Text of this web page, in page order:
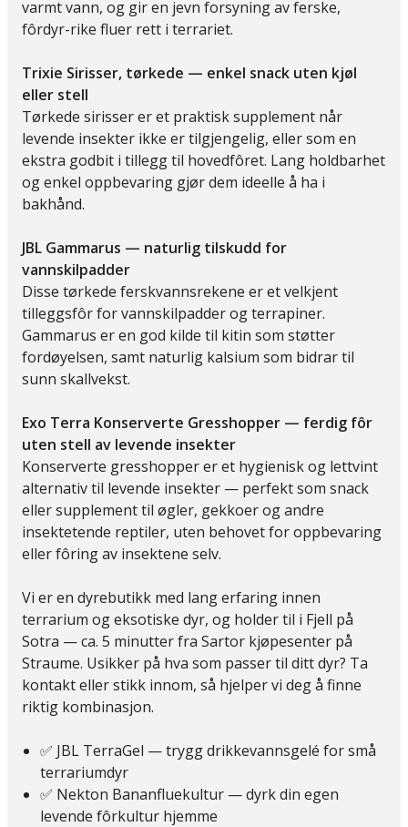
varmt vann, og gir en jevn forsyning av ferske,
fôrdyr-rike fluer rett i terrariet.
Trixie Sirisser, tørkede — enkel snack uten kjøl
eller stell
Tørkede sirisser er et praktisk supplement når
levende insekter ikke er tilgjengelig, eller som en
ekstra godbit i tillegg til hovedfôret. Lang holdbarhet
og enkel oppbevaring gjør dem ideelle å ha i
bakhånd.
JBL Gammarus — naturlig tilskudd for
vannskilpadder
Disse tørkede ferskvannsrekene er et velkjent
tilleggsfôr for vannskilpadder og terrapiner.
Gammarus er en god kilde til kitin som støtter
fordøyelsen, samt naturlig kalsium som bidrar til
sunn skallvekst.
Exo Terra Konserverte Gresshopper — ferdig fôr
uten stell av levende insekter
Konserverte gresshopper er et hygienisk og lettvint
alternativ til levende insekter — perfekt som snack
eller supplement til øgler, gekkoer og andre
insektetende reptiler, uten behovet for oppbevaring
eller fôring av insektene selv.
Vi er en dyrebutikk med lang erfaring innen
terrarium og eksotiske dyr, og holder til i Fjell på
Sotra — ca. 5 minutter fra Sartor kjøpesenter på
Straume. Usikker på hva som passer til ditt dyr? Ta
kontakt eller stikk innom, så hjelper vi deg å finne
riktig kombinasjon.
✅ JBL TerraGel — trygg drikkevannsgelé for små
terrariumdyr
✅ Nekton Bananfluekultur — dyrk din egen
levende fôrkultur hjemme